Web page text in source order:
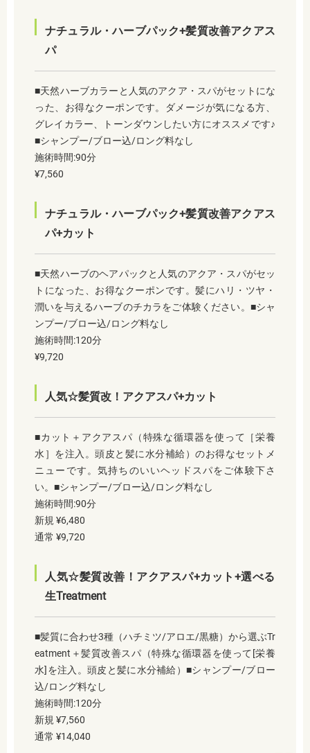
ナチュラル・ハーブパック+髪質改善アクアス
パ
■天然ハーブカラーと人気のアクア・スパがセットにな
った、お得なクーポンです。ダメージが気になる方、
グレイカラー、トーンダウンしたい方にオススメです♪
■シャンプー/ブロー込/ロング料なし
施術時間:90分
¥7,560
ナチュラル・ハーブパック+髪質改善アクアス
パ+カット
■天然ハーブのヘアパックと人気のアクア・スパがセッ
トになった、お得なクーポンです。髪にハリ・ツヤ・
潤いを与えるハーブのチカラをご体験ください。■シャ
ンプー/ブロー込/ロング料なし
施術時間:120分
¥9,720
人気☆髪質改！アクアスパ+カット
■カット＋アクアスパ（特殊な循環器を使って［栄養
水］を注入。頭皮と髪に水分補給）のお得なセットメ
ニューです。気持ちのいいヘッドスパをご体験下さ
い。■シャンプー/ブロー込/ロング料なし
施術時間:90分
新規 ¥6,480
通常 ¥9,720
人気☆髪質改善！アクアスパ+カット+選べる
生Treatment
■髪質に合わせ3種（ハチミツ/アロエ/黒糖）から選ぶTr
eatment＋髪質改善スパ（特殊な循環器を使って[栄養
水]を注入。頭皮と髪に水分補給）■シャンプー/ブロー
込/ロング料なし
施術時間:120分
新規 ¥7,560
通常 ¥14,040